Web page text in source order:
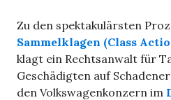
Zu den spektakulärsten
Sammelklagen (Class
klagt ein Rechtsanwalt für
Geschädigten auf
den Volkswagenkonzern im